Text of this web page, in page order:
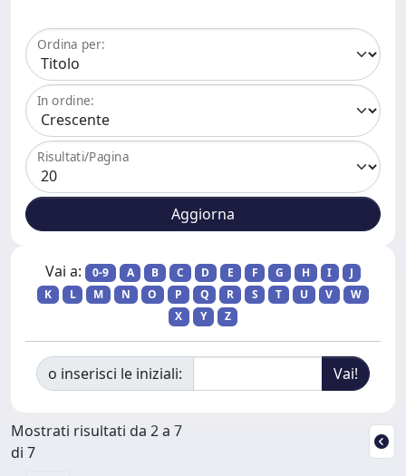
Ordina per:
In ordine:
Risultati/Pagina
Vai a: 0-9 A B C D E F G H I
J
K
L M N O P Q R S T U V
W
X
Y Z
o inserisci le iniziali:
Mostrati risultati da 2 a 7
di 7